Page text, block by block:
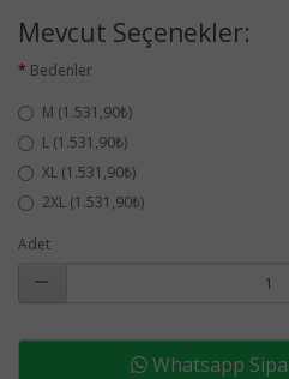
Mevcut Seçenekler:
Bedenler
M (1.531,90₺)
L (1.531,90₺)
XL (1.531,90₺)
2XL (1.531,90₺)
Adet
Whatsapp